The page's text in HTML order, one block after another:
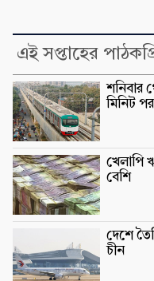
এই সপ্তাহের
শনিবার
মিনিট
খেলাপি
বেশি
দেশে
চীন